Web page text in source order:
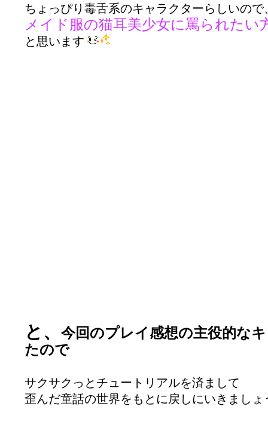
ちょっぴり毒舌系のキャラクターらしいので
メイド服の猫耳美少女に罵られたい
と思います
と、
今回のプレイ感想の主役的な
たので
サクサクっとチュートリアルを済まして
歪んだ童話の世界をもとに戻しにいきましょ